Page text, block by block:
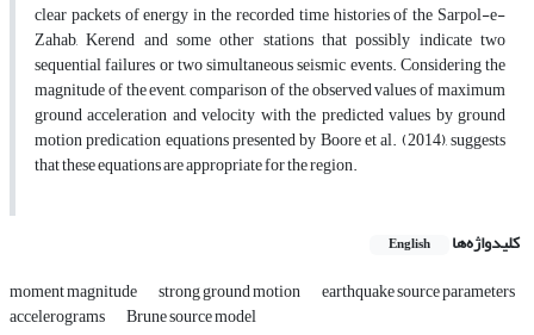
clear packets of energy in the recorded time histories of the Sarpol-e-
Zahab, Kerend and some other stations that possibly indicate two
sequential failures or two simultaneous seismic events. Considering the
magnitude of the event, comparison of the observed values of maximum
ground acceleration and velocity with the predicted values by ground
motion predication equations presented by Boore et al. (2014), suggests
that these equations are appropriate for the region.
کلیدواژه‌ها English
moment magnitude strong ground motion earthquake source parameters
accelerograms Brune source model